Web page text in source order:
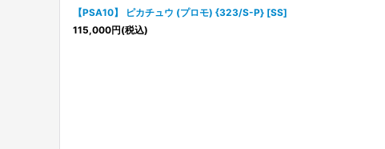
【PSA10】 ピカチュウ (プロモ) {323/S-P} [SS]
115,000円(税込)